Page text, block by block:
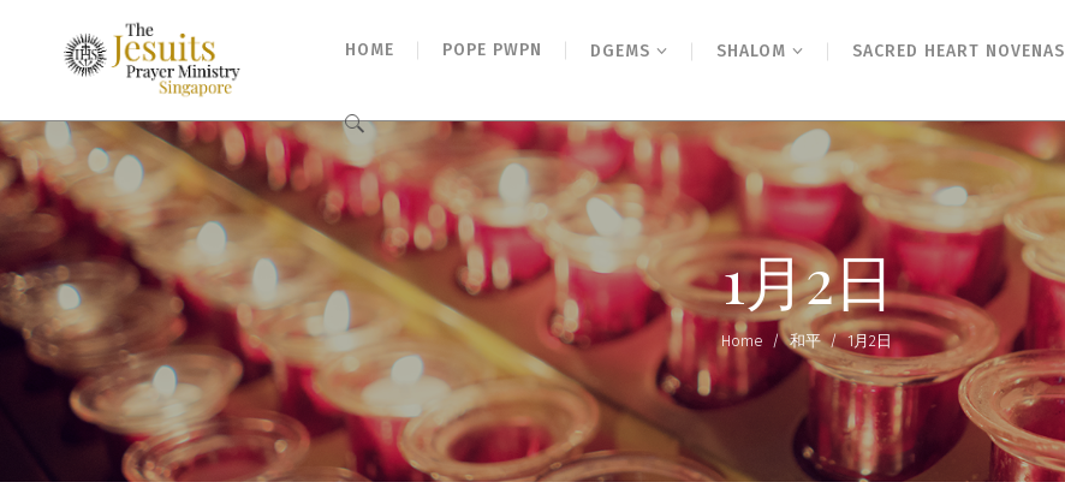
HOME POPE PWPN DGEMS SHALOM SACRED HEART NOVENAS
Search
for:
1月2日
Home /和平 /1月2日